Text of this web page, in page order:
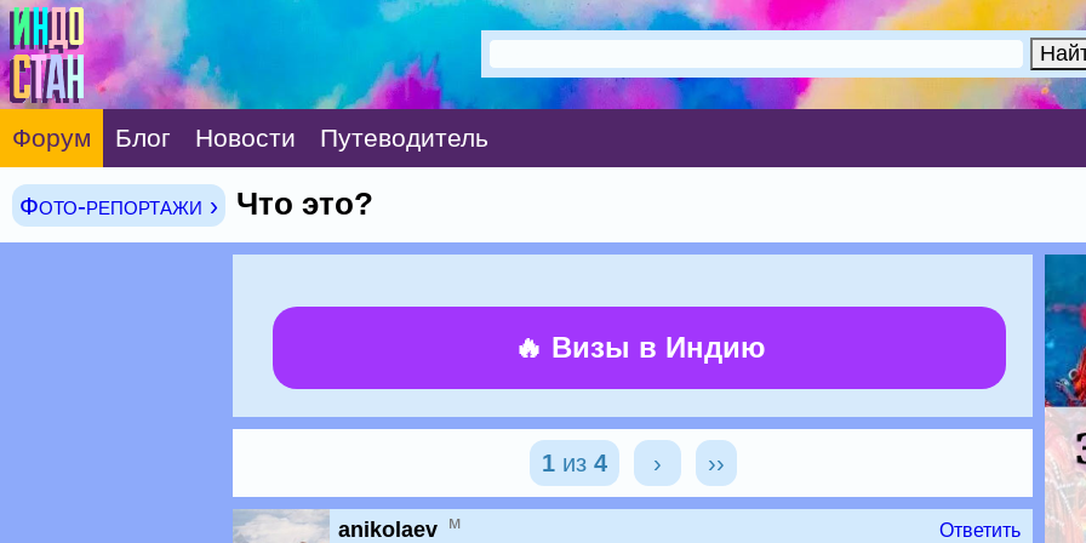
Форум Блог Новости Путеводитель
Фото-репортажи › Что это?
🔥 Визы в Индию
1из 4 › ››
anikolaev м Ответить